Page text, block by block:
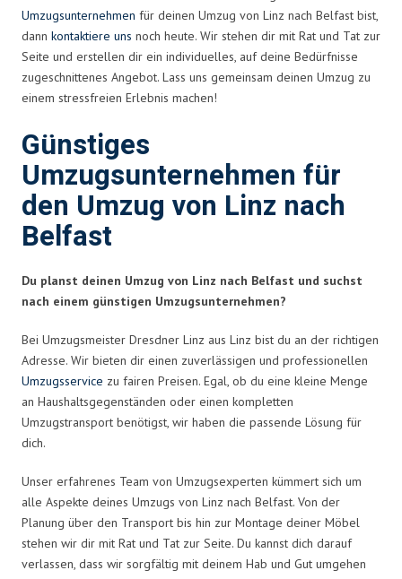
Umzugsunternehmen für deinen Umzug von Linz nach Belfast bist,
dann kontaktiere uns noch heute. Wir stehen dir mit Rat und Tat zur
Seite und erstellen dir ein individuelles, auf deine Bedürfnisse
zugeschnittenes Angebot. Lass uns gemeinsam deinen Umzug zu
einem stressfreien Erlebnis machen!
Günstiges
Umzugsunternehmen für
den Umzug von Linz nach
Belfast
Du planst deinen Umzug von Linz nach Belfast und suchst
nach einem günstigen Umzugsunternehmen?
Bei Umzugsmeister Dresdner Linz aus Linz bist du an der richtigen
Adresse. Wir bieten dir einen zuverlässigen und professionellen
Umzugsservice zu fairen Preisen. Egal, ob du eine kleine Menge
an Haushaltsgegenständen oder einen kompletten
Umzugstransport benötigst, wir haben die passende Lösung für
dich.
Unser erfahrenes Team von Umzugsexperten kümmert sich um
alle Aspekte deines Umzugs von Linz nach Belfast. Von der
Planung über den Transport bis hin zur Montage deiner Möbel
stehen wir dir mit Rat und Tat zur Seite. Du kannst dich darauf
verlassen, dass wir sorgfältig mit deinem Hab und Gut umgehen